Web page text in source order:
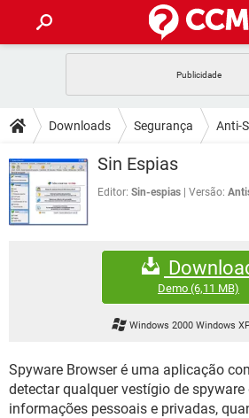
CELULAR
OUTLOOK
INSTAGRAM GMAIL
GUIA DE COMPRAS
DICAS
JOGOS
CELULAR
OUTLOOK
DOWNLOADS
JOGOS
CELULAR
EXCEL
GMAIL
FÓRUM
EXCEL
GMAIL
INSTAGRAM GMAIL
GUIA DE COMPRAS
Downloads Segurança Anti-
Sin Espias
Editor: Sin-espias Versão:
Demo (6,11 MB)
Windows 2000 Windows
Spyware Browser é uma aplicação
detectar qualquer vestígio de
informações pessoais e privadas,